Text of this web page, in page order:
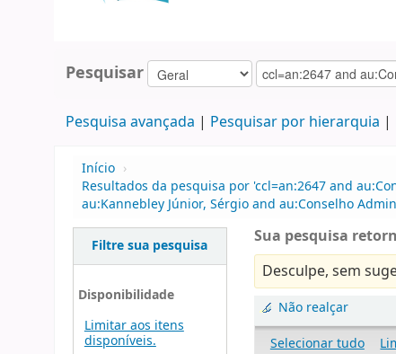
Pesquisar
Pesquisa avançada Pesquisar por hierarquia
Início ›
Resultados da pesquisa por 'ccl=an:2647 and
au:Kannebley Júnior, Sérgio and au:Conselho
Filtre sua pesquisa
Disponibilidade
Limitar aos itens
disponíveis.
Sua pesquisa
Desculpe, sem
Não realçar
Selecionar tudo